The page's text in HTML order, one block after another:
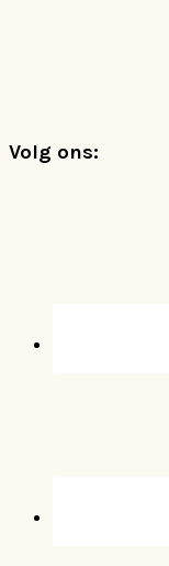
Footer
Volg ons: